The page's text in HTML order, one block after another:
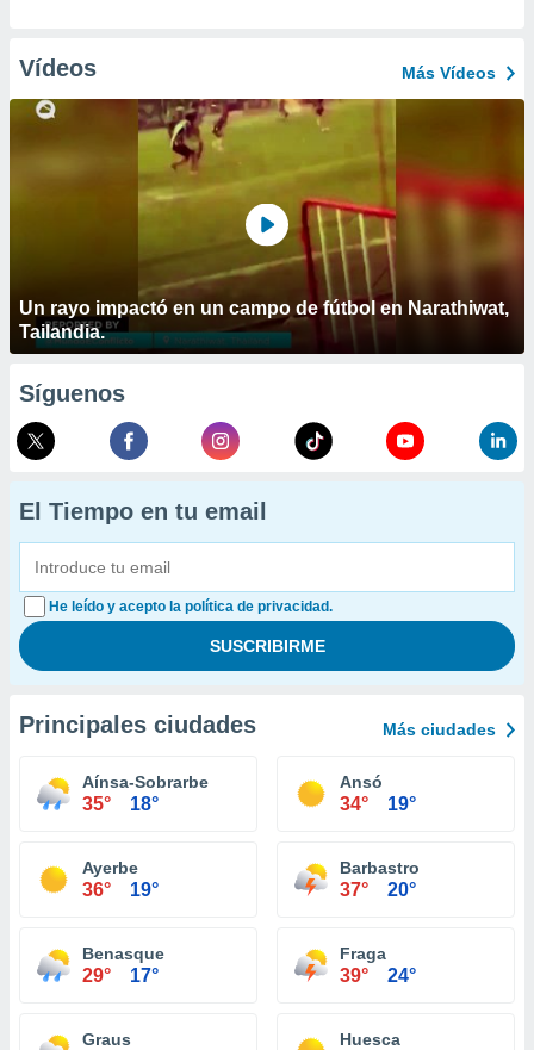
Vídeos Más Vídeos
Un rayo impactó en un campo de fútbol en Narathiwat,
Tailandia.
Síguenos
El Tiempo en tu email
He leído y acepto la política de privacidad.
Principales ciudades Más ciudades
Aínsa-Sobrarbe
35° 18°
Ansó
34° 19°
Ayerbe
36° 19°
Barbastro
37° 20°
Benasque
29° 17°
Fraga
39° 24°
Graus Huesca